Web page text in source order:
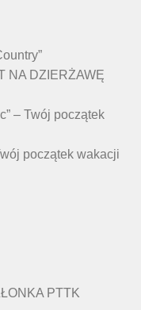
NA DZIERŻAWĘ
– Twój początek
początek wakacji
PTTK